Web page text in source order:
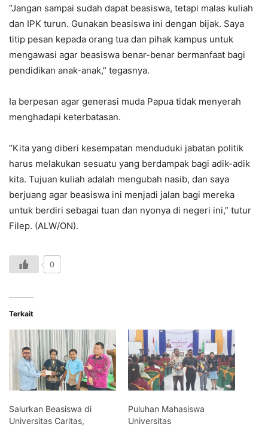
“Jangan sampai sudah dapat beasiswa, tetapi malas kuliah
dan IPK turun. Gunakan beasiswa ini dengan bijak. Saya
titip pesan kepada orang tua dan pihak kampus untuk
mengawasi agar beasiswa benar-benar bermanfaat bagi
pendidikan anak-anak,” tegasnya.
Ia berpesan agar generasi muda Papua tidak menyerah
menghadapi keterbatasan.
“Kita yang diberi kesempatan menduduki jabatan politik
harus melakukan sesuatu yang berdampak bagi adik-adik
kita. Tujuan kuliah adalah mengubah nasib, dan saya
berjuang agar beasiswa ini menjadi jalan bagi mereka
untuk berdiri sebagai tuan dan nyonya di negeri ini,” tutur
Filep. (ALW/ON).
0
Terkait
Salurkan Beasiswa di
Universitas Caritas,
Puluhan Mahasiswa
Universitas